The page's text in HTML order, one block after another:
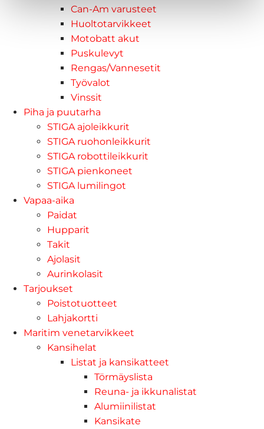
Can-Am varusteet
Huoltotarvikkeet
Motobatt akut
Puskulevyt
Rengas/Vannesetit
Työvalot
Vinssit
Piha ja puutarha
STIGA ajoleikkurit
STIGA ruohonleikkurit
STIGA robottileikkurit
STIGA pienkoneet
STIGA lumilingot
Vapaa-aika
Paidat
Hupparit
Takit
Ajolasit
Aurinkolasit
Tarjoukset
Poistotuotteet
Lahjakortti
Maritim venetarvikkeet
Kansihelat
Listat ja kansikatteet
Törmäyslista
Reuna- ja ikkunalistat
Alumiinilistat
Kansikate